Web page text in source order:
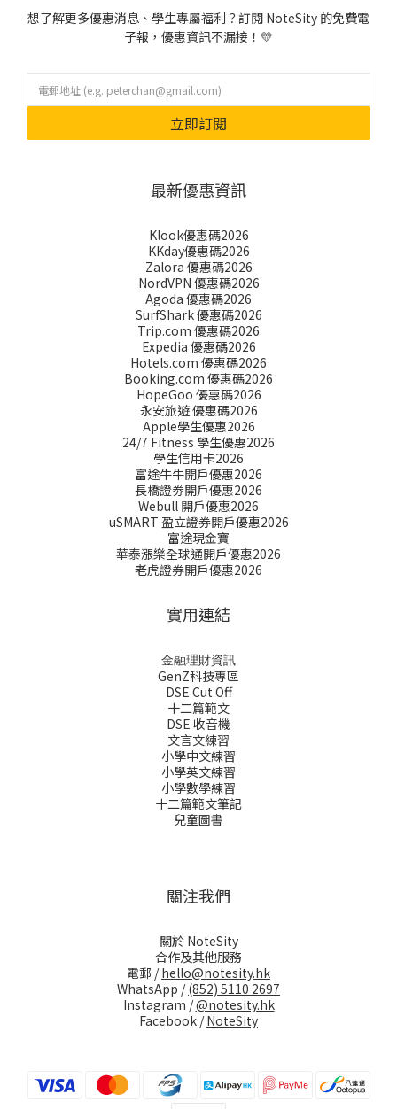
想了解更多優惠消息、學生專屬福利？訂閱 NoteSity 的免費電
子報，優惠資訊不漏接！💛
立即訂閱
最新優惠資訊
Klook優惠碼2026
KKday優惠碼2026
Zalora 優惠碼2026
NordVPN 優惠碼2026
Agoda 優惠碼2026
SurfShark 優惠碼2026
Trip.com 優惠碼2026
Expedia 優惠碼2026
Hotels.com 優惠碼2026
Booking.com 優惠碼2026
HopeGoo 優惠碼2026
永安旅遊 優惠碼2026
Apple學生優惠2026
24/7 Fitness 學生優惠2026
學生信用卡2026
富途牛牛開戶優惠2026
長橋證劵開戶優惠2026
Webull 開戶優惠2026
uSMART 盈立證券開戶優惠2026
富途現金寶
華泰漲樂全球通開戶優惠2026
老虎證券開戶優惠2026
實用連結
金融理財資訊
GenZ科技專區
DSE Cut Off
十二篇範文
DSE 收音機
文言文練習
小學中文練習
小學英文練習
小學數學練習
十二篇範文筆記
兒童圖書
關注我們
關於 NoteSity
合作及其他服務
電郵 /hello@notesity.hk
WhatsApp /(852) 5110 2697
Instagram /@notesity.hk
Facebook /NoteSity